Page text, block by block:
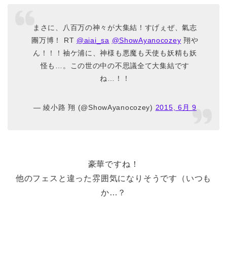
まさに、八百万の神々が大集結！すげぇぜ、氣志
團万博！ RT @aiai_sa @ShowAyanocozey 翔や
ん！！！袖ケ浦に、神様も悪魔も天使も妖精も妖
怪も…。この世の中の不思議全て大集結です
ね…！！
— 綾小路 翔 (@ShowAyanocozey) 2015, 6月 9
豪華ですね！
他のフェスと違った雰囲気になりそうです（いつも
か…？